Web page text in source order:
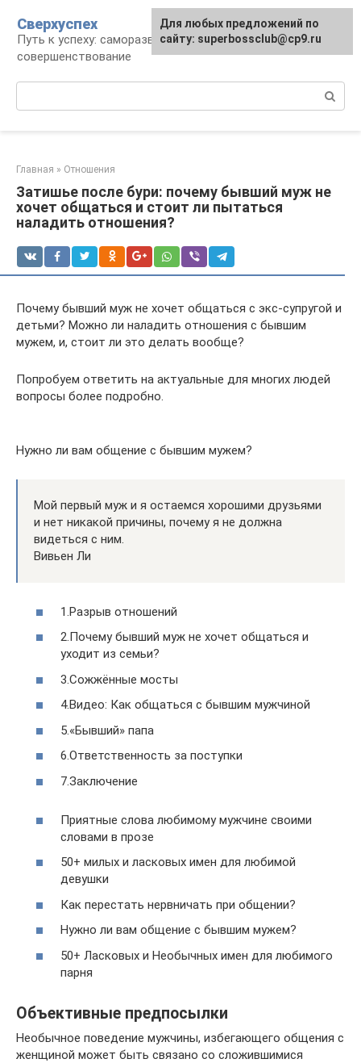
контенту
Сверхуспех
Путь к успеху: саморазвитие и
совершенствование
Главная » Отношения
Затишье после бури: почему бывший муж не
хочет общаться и стоит ли пытаться
наладить отношения?
Почему бывший муж не хочет общаться с экс-супругой и
детьми? Можно ли наладить отношения с бывшим
мужем, и, стоит ли это делать вообще?
Попробуем ответить на актуальные для многих людей
вопросы более подробно.
Нужно ли вам общение с бывшим мужем?
Мой первый муж и я остаемся хорошими друзьями
и нет никакой причины, почему я не должна
видеться с ним.
Вивьен Ли
1.Разрыв отношений
2.Почему бывший муж не хочет общаться и
уходит из семьи?
3.Сожжённые мосты
4.Видео: Как общаться с бывшим мужчиной
5.«Бывший» папа
6.Ответственность за поступки
7.Заключение
Приятные слова любимому мужчине своими
словами в прозе
50+ милых и ласковых имен для любимой
девушки
Как перестать нервничать при общении?
Нужно ли вам общение с бывшим мужем?
50+ Ласковых и Необычных имен для любимого
парня
Объективные предпосылки
Необычное поведение мужчины, избегающего общения с
женщиной может быть связано со сложившимися
Для любых предложений по
сайту: superbossclub@cp9.ru